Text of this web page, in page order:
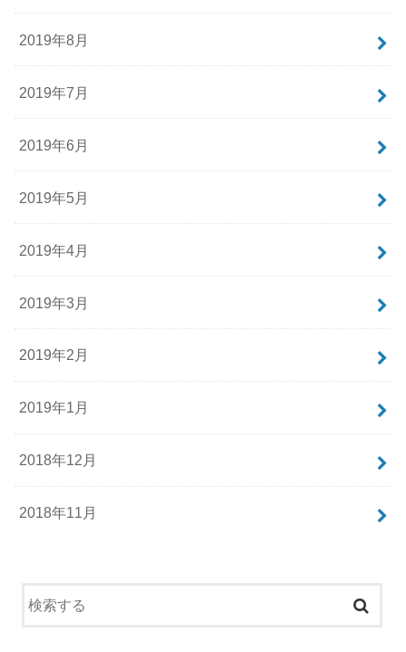
2019年8月
2019年7月
2019年6月
2019年5月
2019年4月
2019年3月
2019年2月
2019年1月
2018年12月
2018年11月